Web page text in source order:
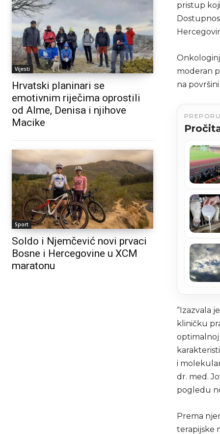
Vijesti
Hrvatski planinari se
emotivnim riječima oprostili
od Alme, Denisa i njihove
Macike
Sport
Soldo i Njemčević novi prvaci
Bosne i Hercegovine u XCM
maratonu
pristup
moderan
na
“Izazvala
kliničku
optimalnoj
i
dr. med.
pogledu
Prema
terapijske